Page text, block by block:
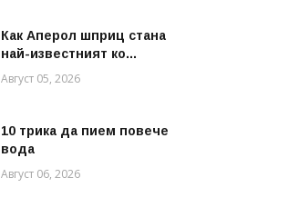
Как Аперол шприц стана
най-известният ко...
Август 05, 2026
10 трика да пием повече
вода
Август 06, 2026